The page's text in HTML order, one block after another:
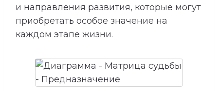
и направления развития, которые могут
приобретать особое значение на
каждом этапе жизни.